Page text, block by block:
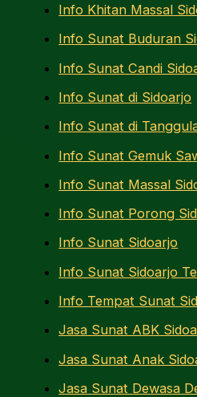
Info Khitan Massal
Info Sunat Buduran
Info Sunat Candi
Info Sunat di Sidoarjo
Info Sunat di
Info Sunat Gemuk
Info Sunat Massal
Info Sunat Porong
Info Sunat Sidoarjo
Info Sunat Sidoarjo
Info Tempat Sunat
Jasa Sunat ABK
Jasa Sunat Anak
Jasa Sunat Dewasa